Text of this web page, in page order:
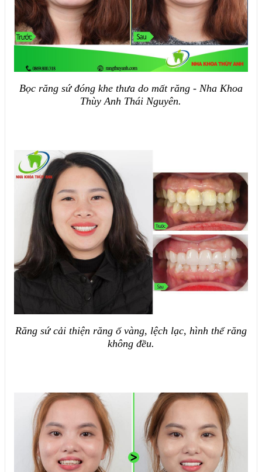
Bọc răng sứ đóng khe thưa do mất răng - Nha Khoa
Thùy Anh Thái Nguyên.
Răng sứ cải thiện răng ố vàng, lệch lạc, hình thể răng
không đều.